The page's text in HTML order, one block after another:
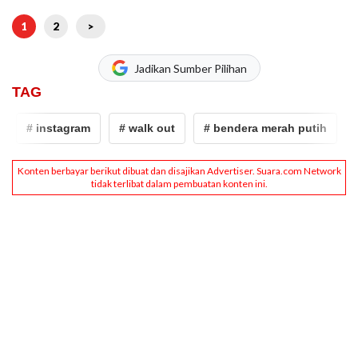
1 2 >
Jadikan Sumber Pilihan
TAG
# instagram # walk out # bendera merah putih